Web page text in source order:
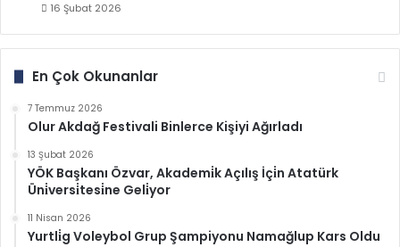
16 Şubat 2026
En Çok Okunanlar
7 Temmuz 2026
Olur Akdağ Festivali Binlerce Kişiyi Ağırladı
13 Şubat 2026
YÖK Başkanı Özvar, Akademi̇k Açılış İçi̇n Atatürk
Üni̇versi̇tesi̇ne Geli̇yor
11 Nisan 2026
Yurtli̇g Voleybol Grup Şampiyonu Namağlup Kars Oldu